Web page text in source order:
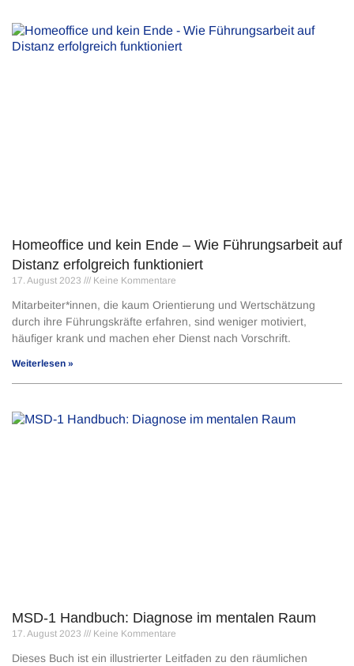
Homeoffice und kein Ende – Wie Führungsarbeit auf
Distanz erfolgreich funktioniert
17. August 2023 Keine Kommentare
Mitarbeiter*innen, die kaum Orientierung und Wertschätzung
durch ihre Führungskräfte erfahren, sind weniger motiviert,
häufiger krank und machen eher Dienst nach Vorschrift.
Weiterlesen »
MSD-1 Handbuch: Diagnose im mentalen Raum
17. August 2023 Keine Kommentare
Dieses Buch ist ein illustrierter Leitfaden zu den räumlichen